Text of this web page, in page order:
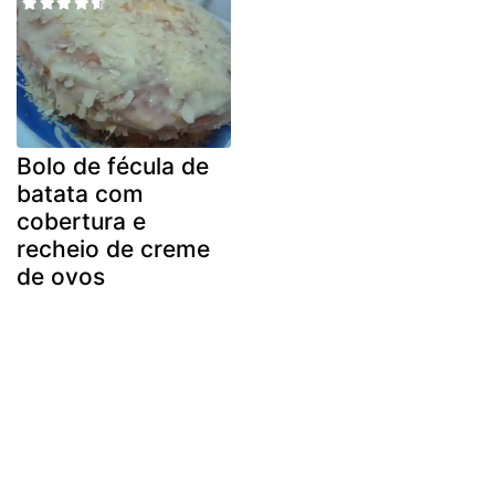
Bolo de fécula de
batata com
cobertura e
recheio de creme
de ovos